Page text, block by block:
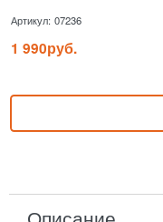
Артикул: 07236
1 990руб.